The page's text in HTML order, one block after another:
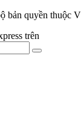
bản quyền thuộc
trên